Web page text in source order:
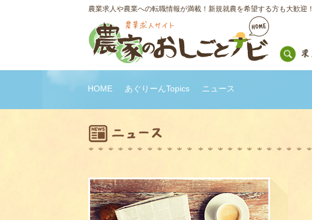
農業求人や農業への転職情報が満載！新規就農を希望する方も大歓迎！
HOME あぐりーんTopics ニュース